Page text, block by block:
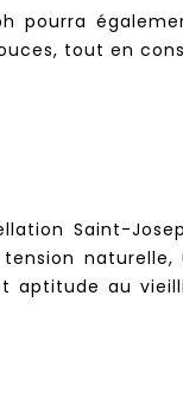
pourra
tout en
Saint-
au